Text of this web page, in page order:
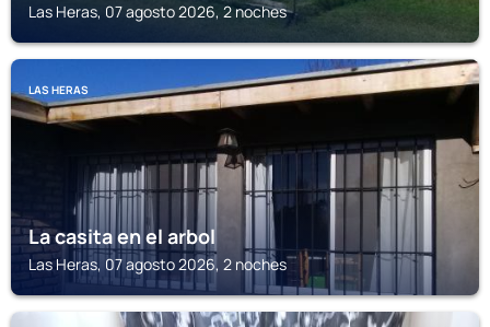
Las Heras, 07 agosto 2026, 2 noches
LAS HERAS
La casita en el arbol
Las Heras, 07 agosto 2026, 2 noches